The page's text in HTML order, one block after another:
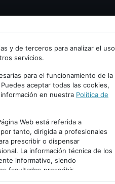
Cancelar
y de terceros para analizar el uso
servicios.
para el funcionamiento de la
aceptar todas las cookies,
en nuestra Política de
Web está referida a
tanto, dirigida a profesionales
prescribir o dispensar
La información técnica de los
informativo, siendo
facultados prescribir
concreto, el tratamiento más